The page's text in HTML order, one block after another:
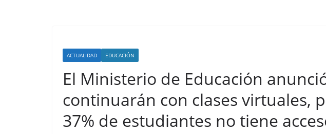
ACTUALIDAD EDUCACIÓN
El Ministerio de Educación
continuarán con clases virtuales,
37% de estudiantes no tiene